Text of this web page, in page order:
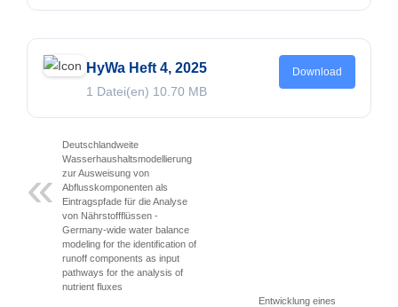
HyWa Heft 4, 2025
1 Datei(en) 10.70 MB
Download
Deutschlandweite
Wasserhaushaltsmodellierung
zur Ausweisung von
Abflusskomponenten als
Eintragspfade für die Analyse
von Nährstoffflüssen -
Germany-wide water balance
modeling for the identification of
runoff components as input
pathways for the analysis of
nutrient fluxes
Entwicklung eines